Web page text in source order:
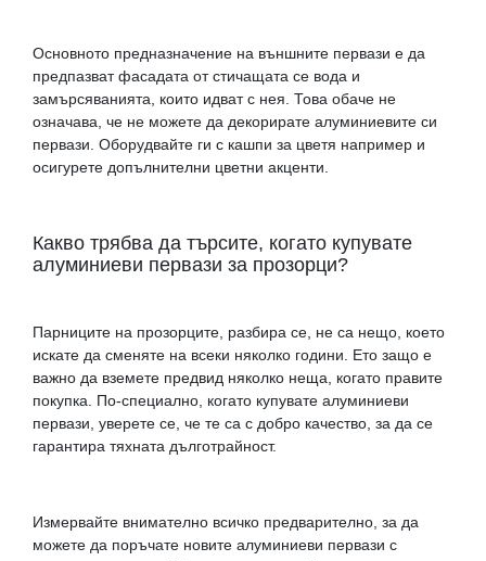
Основното предназначение на външните первази е да
предпазват фасадата от стичащата се вода и
замърсяванията, които идват с нея. Това обаче не
означава, че не можете да декорирате алуминиевите си
первази. Оборудвайте ги с кашпи за цветя например и
осигурете допълнителни цветни акценти.
Какво трябва да търсите, когато купувате
алуминиеви первази за прозорци?
Парниците на прозорците, разбира се, не са нещо, което
искате да сменяте на всеки няколко години. Ето защо е
важно да вземете предвид няколко неща, когато правите
покупка. По-специално, когато купувате алуминиеви
первази, уверете се, че те са с добро качество, за да се
гарантира тяхната дълготрайност.
Измервайте внимателно всичко предварително, за да
можете да поръчате новите алуминиеви первази с